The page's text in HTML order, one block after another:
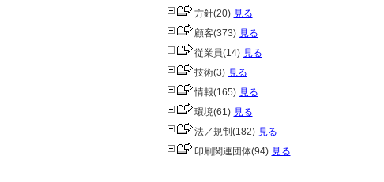
方針(20) 見る
顧客(373) 見る
従業員(14) 見る
技術(3) 見る
情報(165) 見る
環境(61) 見る
法／規制 (182) 見る
印刷関連団体(94) 見る